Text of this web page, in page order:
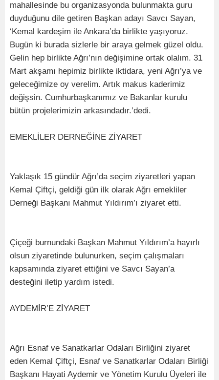
mahallesinde bu organizasyonda bulunmakta guru
duyduğunu dile getiren Başkan adayı Savcı Sayan,
‘Kemal kardeşim ile Ankara’da birlikte yaşıyoruz.
Bugün ki burada sizlerle bir araya gelmek güzel oldu.
Gelin hep birlikte Ağrı’nın değişimine ortak olalım. 31
Mart akşamı hepimiz birlikte iktidara, yeni Ağrı’ya ve
geleceğimize oy verelim. Artık makus kaderimiz
değişsin. Cumhurbaşkanımız ve Bakanlar kurulu
bütün projelerimizin arkasındadır.’dedi.
EMEKLİLER DERNEĞİNE ZİYARET
Yaklaşık 15 gündür Ağrı’da seçim ziyaretleri yapan
Kemal Çiftçi, geldiği gün ilk olarak Ağrı emekliler
Derneği Başkanı Mahmut Yıldırım’ı ziyaret etti.
Çiçeği burnundaki Başkan Mahmut Yıldırım’a hayırlı
olsun ziyaretinde bulunurken, seçim çalışmaları
kapsamında ziyaret ettiğini ve Savcı Sayan’a
desteğini iletip yardım istedi.
AYDEMİR’E ZİYARET
Ağrı Esnaf ve Sanatkarlar Odaları Birliğini ziyaret
eden Kemal Çiftçi, Esnaf ve Sanatkarlar Odaları Birliği
Başkanı Hayati Aydemir ve Yönetim Kurulu Üyeleri ile